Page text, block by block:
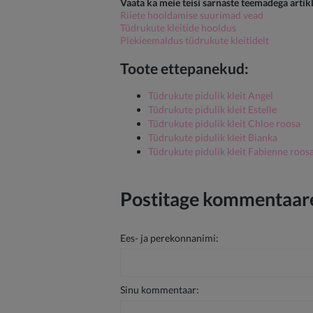
Vaata ka meie teisi sarnaste teemadega
Riiete hooldamise suurimad vead
Tüdrukute kleitide hooldus
Plekieemaldus tüdrukute kleitidelt
Toote ettepanekud:
Tüdrukute pidulik kleit Angel
Tüdrukute pidulik kleit Estelle
Tüdrukute pidulik kleit Chloe roosa
Tüdrukute pidulik kleit Bianka
Tüdrukute pidulik kleit Fabienne roosa
Postitage
Ees- ja perekonnanimi:
Sinu kommentaar: